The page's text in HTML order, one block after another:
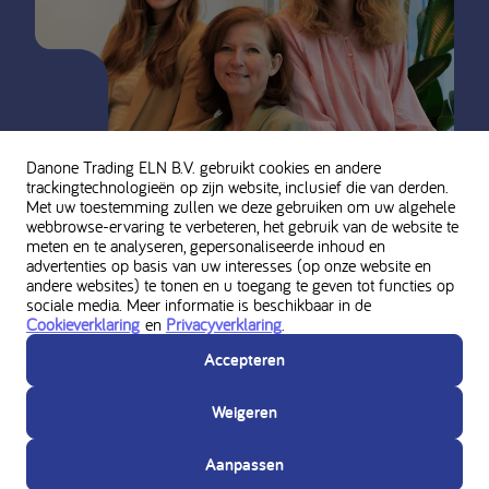
Vraag persoonlijk advies aan de
Nutricia Medische
Voedingsservice
Heb je een vraag? Voor advies over medische voeding kan
je gratis contact opnemen met de diëtisten van de Nutricia
Medische Voedingsservice.
Danone Trading ELN B.V. gebruikt cookies en andere
trackingtechnologieën op zijn website, inclusief die van derden.
Met uw toestemming zullen we deze gebruiken om uw algehele
webbrowse-ervaring te verbeteren, het gebruik van de website te
meten en te analyseren, gepersonaliseerde inhoud en
advertenties op basis van uw interesses (op onze website en
andere websites) te tonen en u toegang te geven tot functies op
sociale media. Meer informatie is beschikbaar in de
Cookieverklaring en Privacyverklaring
Accepteren
Weigeren
Aanpassen